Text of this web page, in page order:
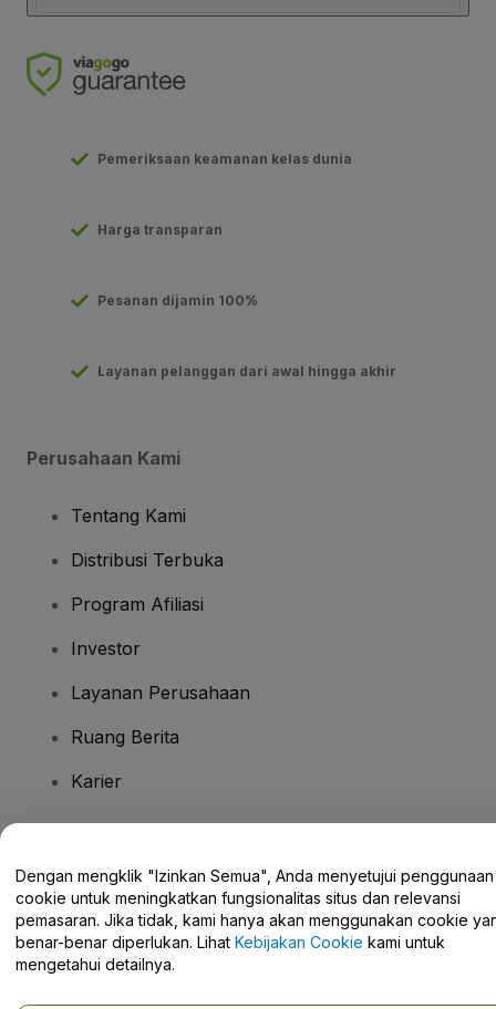
Pemeriksaan keamanan kelas dunia
Harga transparan
Pesanan dijamin 100%
Layanan pelanggan dari awal hingga akhir
Perusahaan Kami
Tentang Kami
Distribusi Terbuka
Program Afiliasi
Investor
Layanan Perusahaan
Ruang Berita
Karier
Pusat Bantuan / Hubungi Kami
Dengan mengklik "Izinkan Semua", Anda menyetujui penggunaan
cookie untuk meningkatkan fungsionalitas situs dan relevansi
pemasaran. Jika tidak, kami hanya akan menggunakan cookie
benar-benar diperlukan. Lihat Kebijakan Cookie kami untuk
mengetahui detailnya.